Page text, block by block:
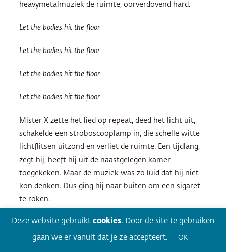
heavymetalmuziek de ruimte, oorverdovend hard.
Let the bodies hit the floor
Let the bodies hit the floor
Let the bodies hit the floor
Let the bodies hit the floor
Mister X zette het lied op repeat, deed het licht uit,
schakelde een stroboscooplamp in, die schelle witte
lichtflitsen uitzond en verliet de ruimte. Een tijdlang,
zegt hij, heeft hij uit de naastgelegen kamer
toegekeken. Maar de muziek was zo luid dat hij niet
kon denken. Dus ging hij naar buiten om een sigaret
te roken.
Slahi vertelt dat hij probeerde te bidden, zich terug te
trekken in zijn eigen gedachten. Hij heeft niet gepraat.
Deze website gebruikt cookies. Door de site te gebruiken
gaan we er vanuit dat je ze accepteert. OK